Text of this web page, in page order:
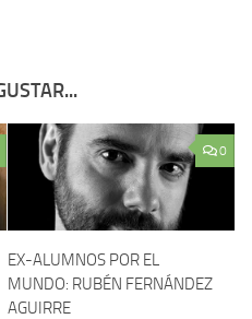
0
EX-ALUMNOS POR EL
MUNDO: RUBÉN FERNÁNDEZ
AGUIRRE